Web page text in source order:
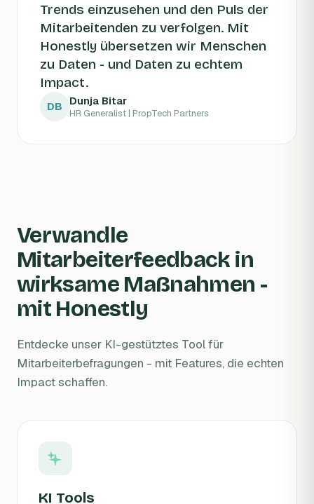
Trends einzusehen und den Puls der
Mitarbeitenden zu verfolgen. Mit
Honestly übersetzen wir Menschen
zu Daten - und Daten zu echtem
Impact.
DB Dunja Bitar
HR Generalist | PropTech Partners
Verwandle
Mitarbeiterfeedback in
wirksame Maßnahmen -
mit Honestly
Entdecke unser KI-gestütztes Tool für
Mitarbeiterbefragungen - mit Features, die echten
Impact schaffen.
KI Tools